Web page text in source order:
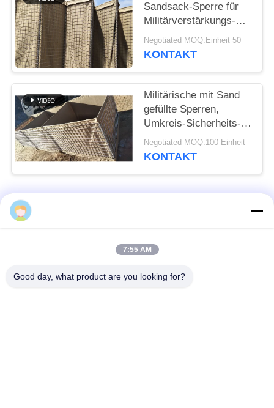
Sandsack-Sperre für
Militärverstärkungs-
Schweißtechnik
Negotiated MOQ:Einheit 50
KONTAKT
Militärische mit Sand
gefüllte Sperren,
Umkreis-Sicherheits-
schützende Wand
Negotiated MOQ:100 Einheit
KONTAKT
Alle
Militärsperre
7:55 AM
Good day, what product are you looking for?